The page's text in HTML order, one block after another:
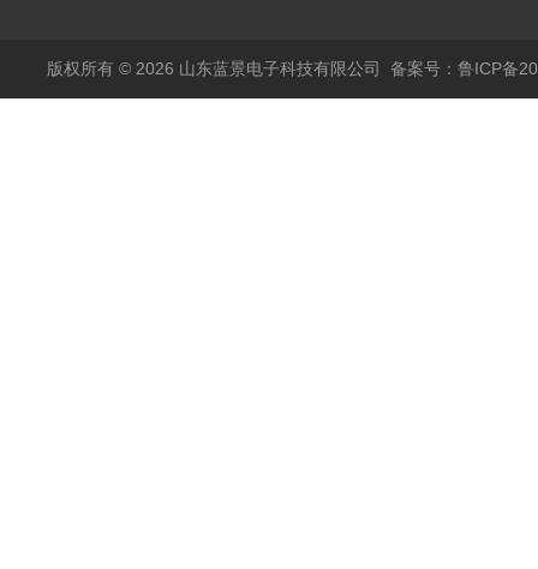
版权所有 © 2026 山东蓝景电子科技有限公司 备案号：鲁ICP备